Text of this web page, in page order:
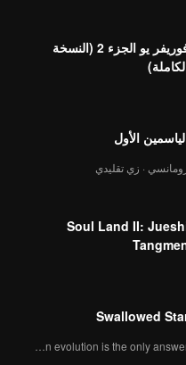
فوريفر يو الجزء 2 (النسخة
الأول
· زي تقليدي
Soul Land II:
Swallowed
Human evolution is the only answer.